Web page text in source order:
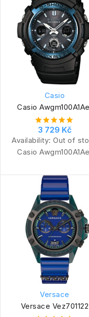
Casio
Casio
3 729 Kč
Availability: Out of
Casio
Versace
Versace Vez701122